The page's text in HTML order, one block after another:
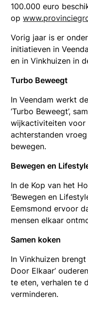
100.000 euro
op
Vorig jaar is er
initiatieven in
en in Vinkhuizen in
Turbo Beweegt
In Veendam werkt
‘Turbo Beweegt’,
wijkactiviteiten voor
achterstanden
bewegen.
Bewegen en
In de Kop van het
‘Bewegen en
Eemsmond ervoor
mensen elkaar
Samen koken
In Vinkhuizen brengt
Door Elkaar’
te eten, verhalen te
verminderen.